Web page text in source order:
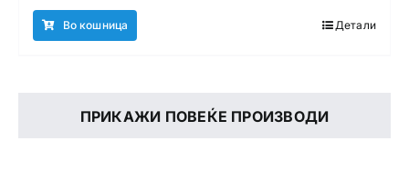
Во кошница Детали
ПРИКАЖИ ПОВЕЌЕ ПРОИЗВОДИ